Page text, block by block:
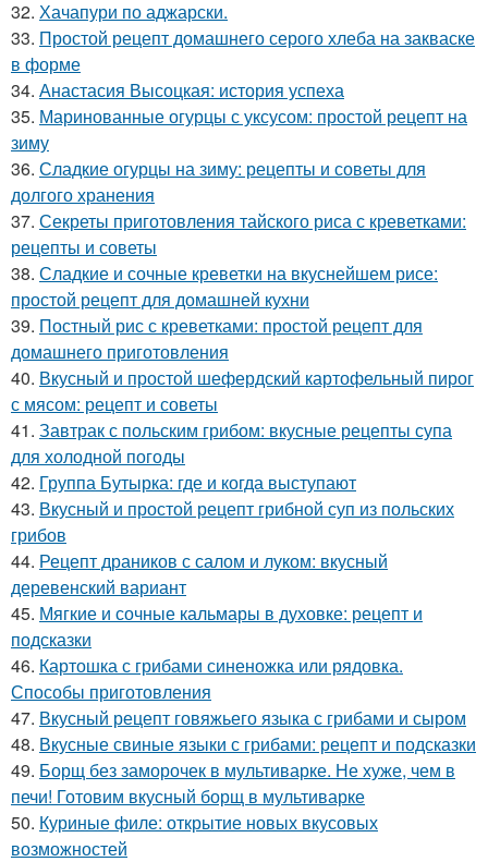
32. Хачапури по аджарски.
33. Простой рецепт домашнего серого хлеба на закваске
в форме
34. Анастасия Высоцкая: история успеха
35. Маринованные огурцы с уксусом: простой рецепт на
зиму
36. Сладкие огурцы на зиму: рецепты и советы для
долгого хранения
37. Секреты приготовления тайского риса с креветками:
рецепты и советы
38. Сладкие и сочные креветки на вкуснейшем рисе:
простой рецепт для домашней кухни
39. Постный рис с креветками: простой рецепт для
домашнего приготовления
40. Вкусный и простой шефердский картофельный пирог
с мясом: рецепт и советы
41. Завтрак с польским грибом: вкусные рецепты супа
для холодной погоды
42. Группа Бутырка: где и когда выступают
43. Вкусный и простой рецепт грибной суп из польских
грибов
44. Рецепт драников с салом и луком: вкусный
деревенский вариант
45. Мягкие и сочные кальмары в духовке: рецепт и
подсказки
46. Картошка с грибами синеножка или рядовка.
Способы приготовления
47. Вкусный рецепт говяжьего языка с грибами и сыром
48. Вкусные свиные языки с грибами: рецепт и подсказки
49. Борщ без заморочек в мультиварке. Не хуже, чем в
печи! Готовим вкусный борщ в мультиварке
50. Куриные филе: открытие новых вкусовых
возможностей